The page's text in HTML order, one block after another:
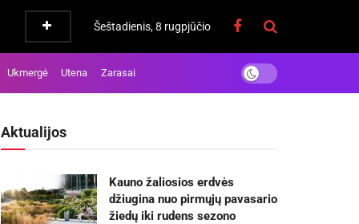
Šeštadienis, 8 rugpjūčio
Ukmergė Utena Zarasai
Aktualijos
Kauno žaliosios erdvės
džiugina nuo pirmųjų pavasario
žiedų iki rudens sezono